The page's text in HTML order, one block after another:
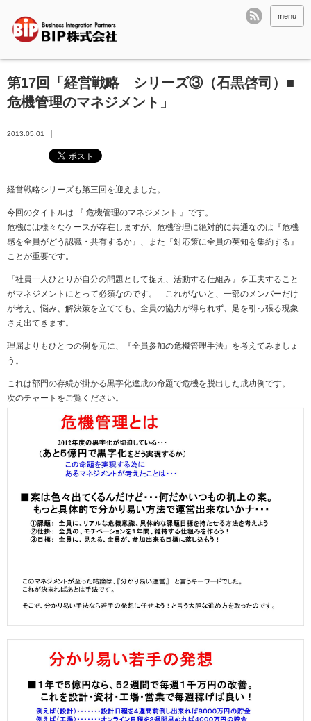
menu
第17回「経営戦略 シリーズ③（石黒啓司）■
危機管理のマネジメント」
2013.05.01
経営戦略シリーズも第三回を迎えました。
今回のタイトルは 『 危機管理のマネジメント 』です。
危機には様々なケースが存在しますが、危機管理に絶対的に共通なのは『危機
感を全員がどう認識・共有するか』、また『対応策に全員の英知を集約する』
ことが重要です。
『社員一人ひとりが自分の問題として捉え、活動する仕組み』を工夫すること
がマネジメントにとって必須なのです。 これがないと、一部のメンバーだけ
が考え、悩み、解決策を立てても、全員の協力が得られず、足を引っ張る現象
さえ出てきます。
理屈よりもひとつの例を元に、『全員参加の危機管理手法』を考えてみましょ
う。
これは部門の存続が掛かる黒字化達成の命題で危機を脱出した成功例です。
次のチャートをご覧ください。